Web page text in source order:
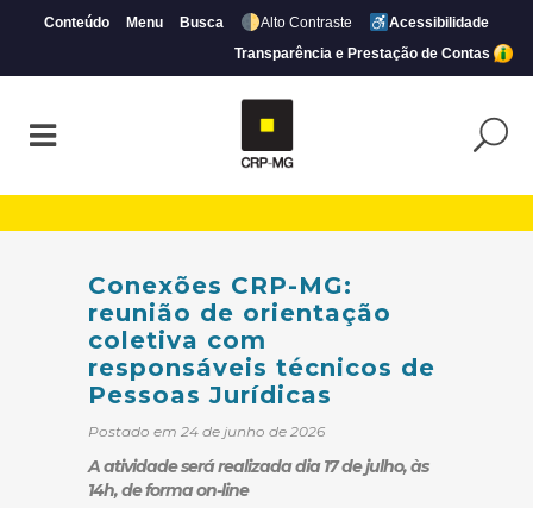
Conteúdo Menu Busca Alto Contraste
Acessibilidade
Transparência e Prestação de Contas
Conexões CRP-MG:
reunião de orientação
coletiva com
responsáveis técnicos de
Pessoas Jurídicas
Postado em 24 de junho de 2026
A atividade será realizada dia 17 de julho, às
14h, de forma on-line